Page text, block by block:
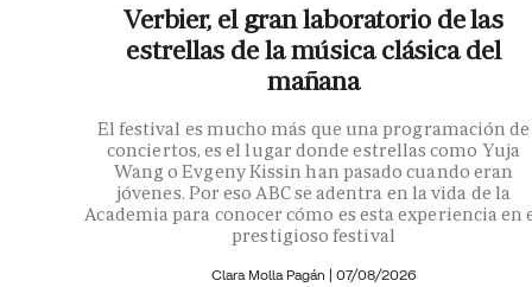
Verbier, el gran laboratorio de las
estrellas de la música clásica del
mañana
El festival es mucho más que una programación de
conciertos, es el lugar donde estrellas como Yuja
Wang o Evgeny Kissin han pasado cuando eran
jóvenes. Por eso ABC se adentra en la vida de la
Academia para conocer cómo es esta experiencia en
prestigioso festival
Clara Molla Pagán | 07/08/2026